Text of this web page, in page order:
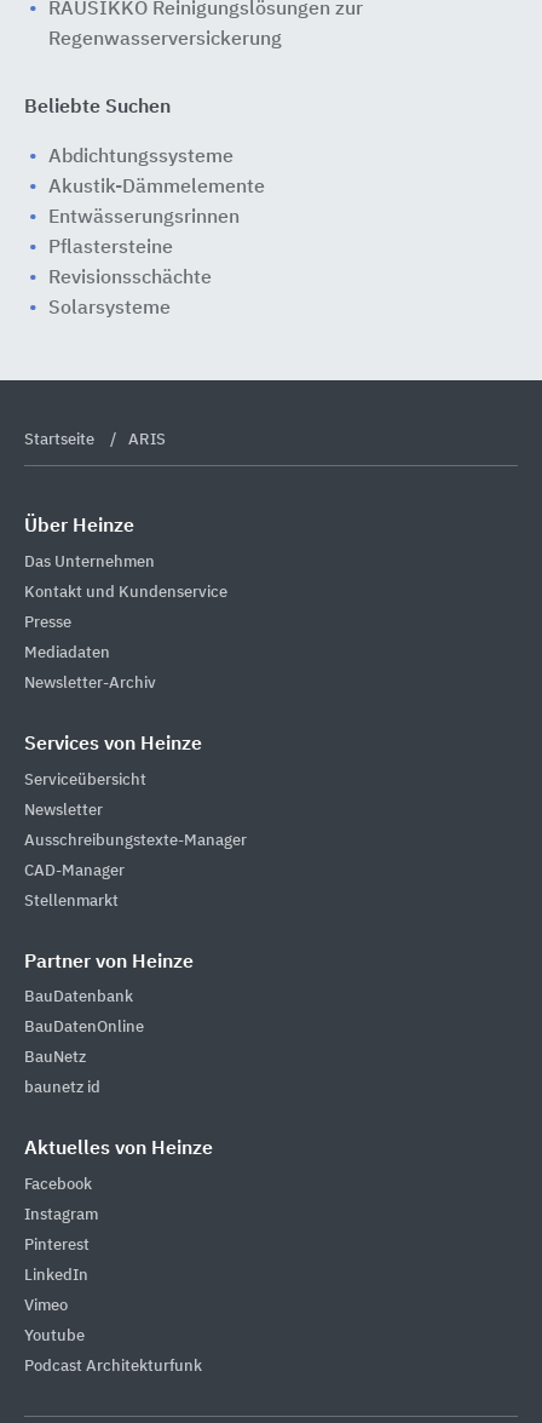
RAUSIKKO Reinigungslösungen zur
Regenwasserversickerung
Beliebte Suchen
Abdichtungssysteme
Akustik-Dämmelemente
Entwässerungsrinnen
Pflastersteine
Revisionsschächte
Solarsysteme
Startseite ARIS
Über Heinze
Das Unternehmen
Kontakt und Kundenservice
Presse
Mediadaten
Newsletter-Archiv
Services von Heinze
Serviceübersicht
Newsletter
Ausschreibungstexte-Manager
CAD-Manager
Stellenmarkt
Partner von Heinze
BauDatenbank
BauDatenOnline
BauNetz
baunetz id
Aktuelles von Heinze
Facebook
Instagram
Pinterest
LinkedIn
Vimeo
Youtube
Podcast Architekturfunk